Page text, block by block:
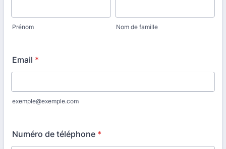
Prénom Nom de famille
Email *
exemple@exemple.com
Numéro de téléphone *